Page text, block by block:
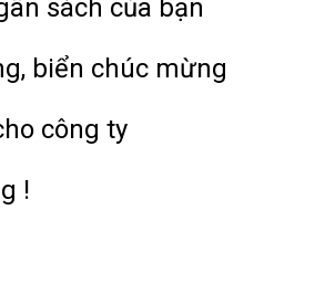
sách của bạn
biển chúc mừng
công ty
!